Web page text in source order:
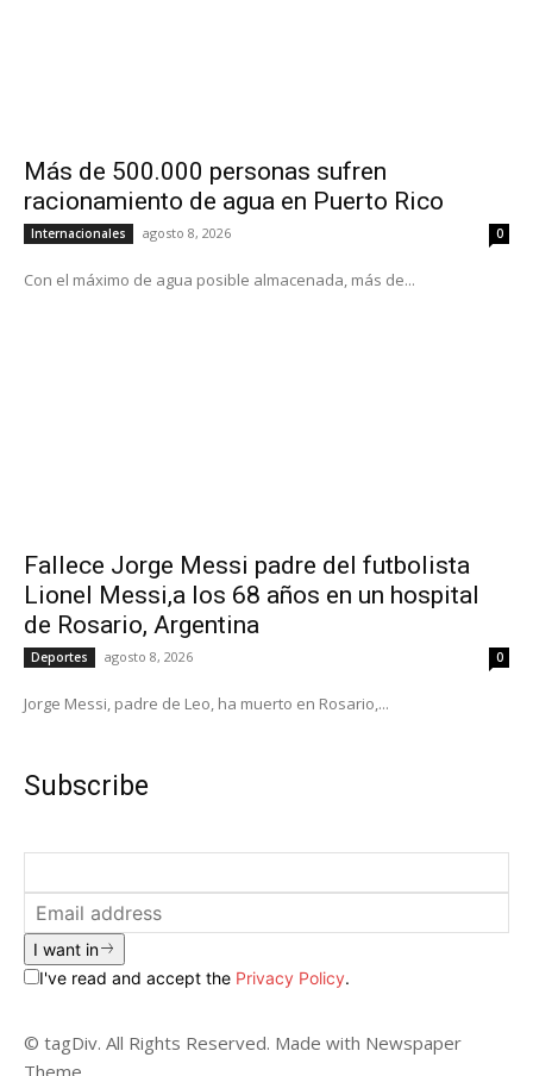
Más de 500.000 personas sufren
racionamiento de agua en Puerto Rico
Internacionales agosto 8, 2026 0
Con el máximo de agua posible almacenada, más de...
Fallece Jorge Messi padre del futbolista
Lionel Messi,a los 68 años en un hospital
de Rosario, Argentina
Deportes agosto 8, 2026 0
Jorge Messi, padre de Leo, ha muerto en Rosario,...
Subscribe
I want in
I've read and accept the Privacy Policy.
© tagDiv. All Rights Reserved. Made with Newspaper
Theme.